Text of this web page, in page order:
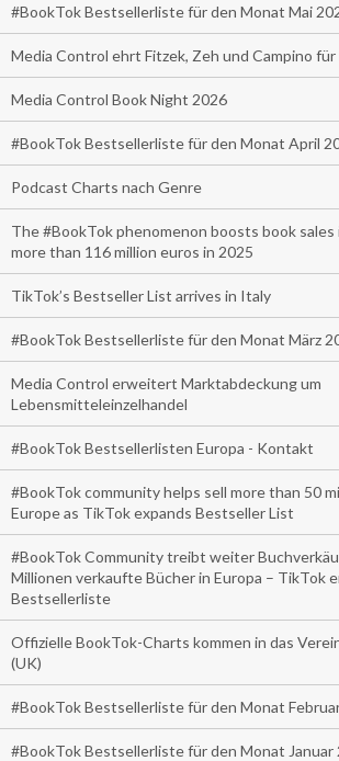
#BookTok Bestsellerliste für den Monat Mai
Media Control ehrt Fitzek, Zeh und Campino
Media Control Book Night 2026
#BookTok Bestsellerliste für den Monat April
Podcast Charts nach Genre
The #BookTok phenomenon boosts book
more than 116 million euros in 2025
TikTok’s Bestseller List arrives in Italy
#BookTok Bestsellerliste für den Monat März
Media Control erweitert Marktabdeckung um
Lebensmitteleinzelhandel
#BookTok Bestsellerlisten Europa - Kontakt
#BookTok community helps sell more than 50
Europe as TikTok expands Bestseller List
#BookTok Community treibt weiter
Millionen verkaufte Bücher in Europa – TikTok
Bestsellerliste
Offizielle BookTok-Charts kommen in das
(UK)
#BookTok Bestsellerliste für den Monat
#BookTok Bestsellerliste für den Monat Januar